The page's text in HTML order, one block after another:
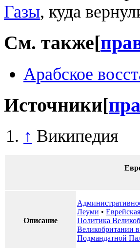
Газы, куда
См. также[
Арабское
Источники[
↑ Википедия
Описание
Леуми •
Политика
Великобритании
Подмандатной